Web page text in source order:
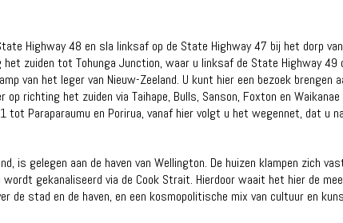
Highway 48 en sla linksaf op de State Highway 47 bij het dorp
zuiden tot Tohunga Junction, waar u linksaf de State Highway 49
van het leger van Nieuw-Zeeland. U kunt hier een bezoek brengen
richting het zuiden via Taihape, Bulls, Sanson, Foxton en
tot Paraparaumu en Porirua, vanaf hier volgt u het wegennet, dat u
is gelegen aan de haven van Wellington. De huizen klampen zich
gekanaliseerd via de Cook Strait. Hierdoor waait het hier de
de stad en de haven, en een kosmopolitische mix van cultuur en